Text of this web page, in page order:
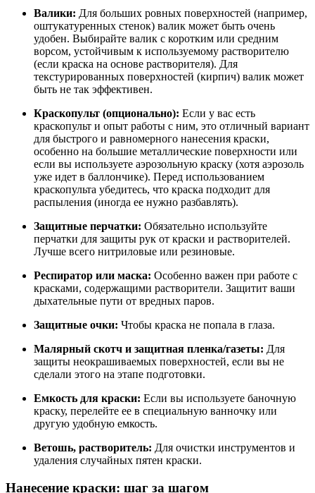
Валики: Для больших ровных поверхностей (например,
оштукатуренных стенок) валик может быть очень
удобен. Выбирайте валик с коротким или средним
ворсом, устойчивым к используемому растворителю
(если краска на основе растворителя). Для
текстурированных поверхностей (кирпич) валик может
быть не так эффективен.
Краскопульт (опционально): Если у вас есть
краскопульт и опыт работы с ним, это отличный вариант
для быстрого и равномерного нанесения краски,
особенно на большие металлические поверхности или
если вы используете аэрозольную краску (хотя аэрозоль
уже идет в баллончике). Перед использованием
краскопульта убедитесь, что краска подходит для
распыления (иногда ее нужно разбавлять).
Защитные перчатки: Обязательно используйте
перчатки для защиты рук от краски и растворителей.
Лучше всего нитриловые или резиновые.
Респиратор или маска: Особенно важен при работе с
красками, содержащими растворители. Защитит ваши
дыхательные пути от вредных паров.
Защитные очки: Чтобы краска не попала в глаза.
Малярный скотч и защитная пленка/газеты: Для
защиты неокрашиваемых поверхностей, если вы не
сделали этого на этапе подготовки.
Емкость для краски: Если вы используете баночную
краску, перелейте ее в специальную ванночку или
другую удобную емкость.
Ветошь, растворитель: Для очистки инструментов и
удаления случайных пятен краски.
Нанесение краски: шаг за шагом